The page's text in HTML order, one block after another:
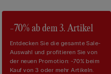
-70% ab dem 3. Artikel
Entdecken Sie die gesamte Sale-
Auswahl und profitieren Sie von
der neuen Promotion: -70% beim
Kauf von 3 oder mehr Artikeln.